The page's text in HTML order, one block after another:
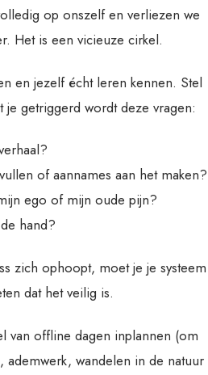
op onszelf en verliezen we
Het is een vicieuze cirkel.
en jezelf écht leren kennen. Stel
getriggerd wordt deze vragen:
of aannames aan het maken?
ego of mijn oude pijn?
hand?
zich ophoopt, moet je je systeem
dat het veilig is.
van offline dagen inplannen (om
wandelen in de natuur